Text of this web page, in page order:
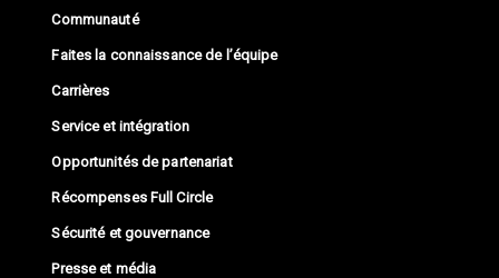
Communauté
Faites la connaissance de l’équipe
Carrières
Service et intégration
Opportunités de partenariat
Récompenses Full Circle
Sécurité et gouvernance
Presse et média